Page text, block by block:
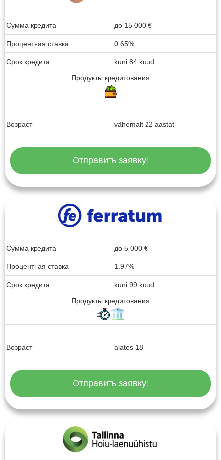
Сумма кредита до 15 000 €
Процентная ставка 0.65%
Срок кредита
kuni 84 kuud
Продукты кредитования
Возраст vähemalt 22 aastat
Отправить заявку!
Сумма кредита до 5 000 €
Процентная ставка 1.97%
Срок кредита
kuni 99 kuud
Продукты кредитования
Возраст alates 18
Отправить заявку!